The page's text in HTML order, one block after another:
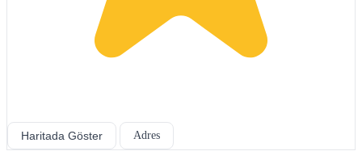
Haritada Göster Adres